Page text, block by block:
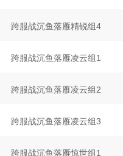
跨服战沉鱼落雁精锐组4
跨服战沉鱼落雁凌云组1
跨服战沉鱼落雁凌云组2
跨服战沉鱼落雁凌云组3
跨服战沉鱼落雁惊世组1